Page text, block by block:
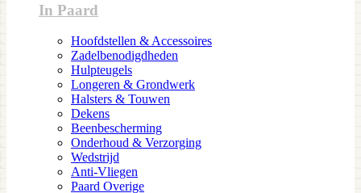
In Paard
Hoofdstellen & Accessoires
Zadelbenodigdheden
Hulpteugels
Longeren & Grondwerk
Halsters & Touwen
Dekens
Beenbescherming
Onderhoud & Verzorging
Wedstrijd
Anti-Vliegen
Paard Overige